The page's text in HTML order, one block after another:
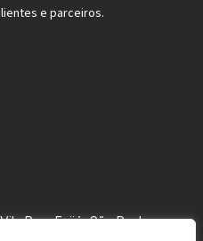
e parceiros.
Reg. Feijó, São Paulo -